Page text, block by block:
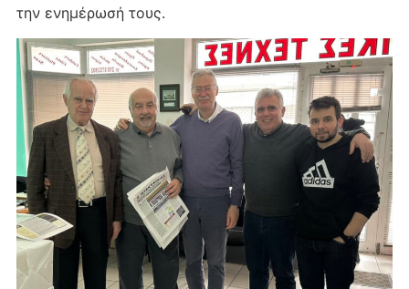
την ενημέρωσή τους.